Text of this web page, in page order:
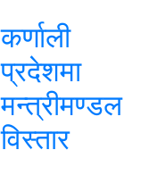
कर्णाली
प्रदेशमा
मन्त्रीमण्डल
विस्तार